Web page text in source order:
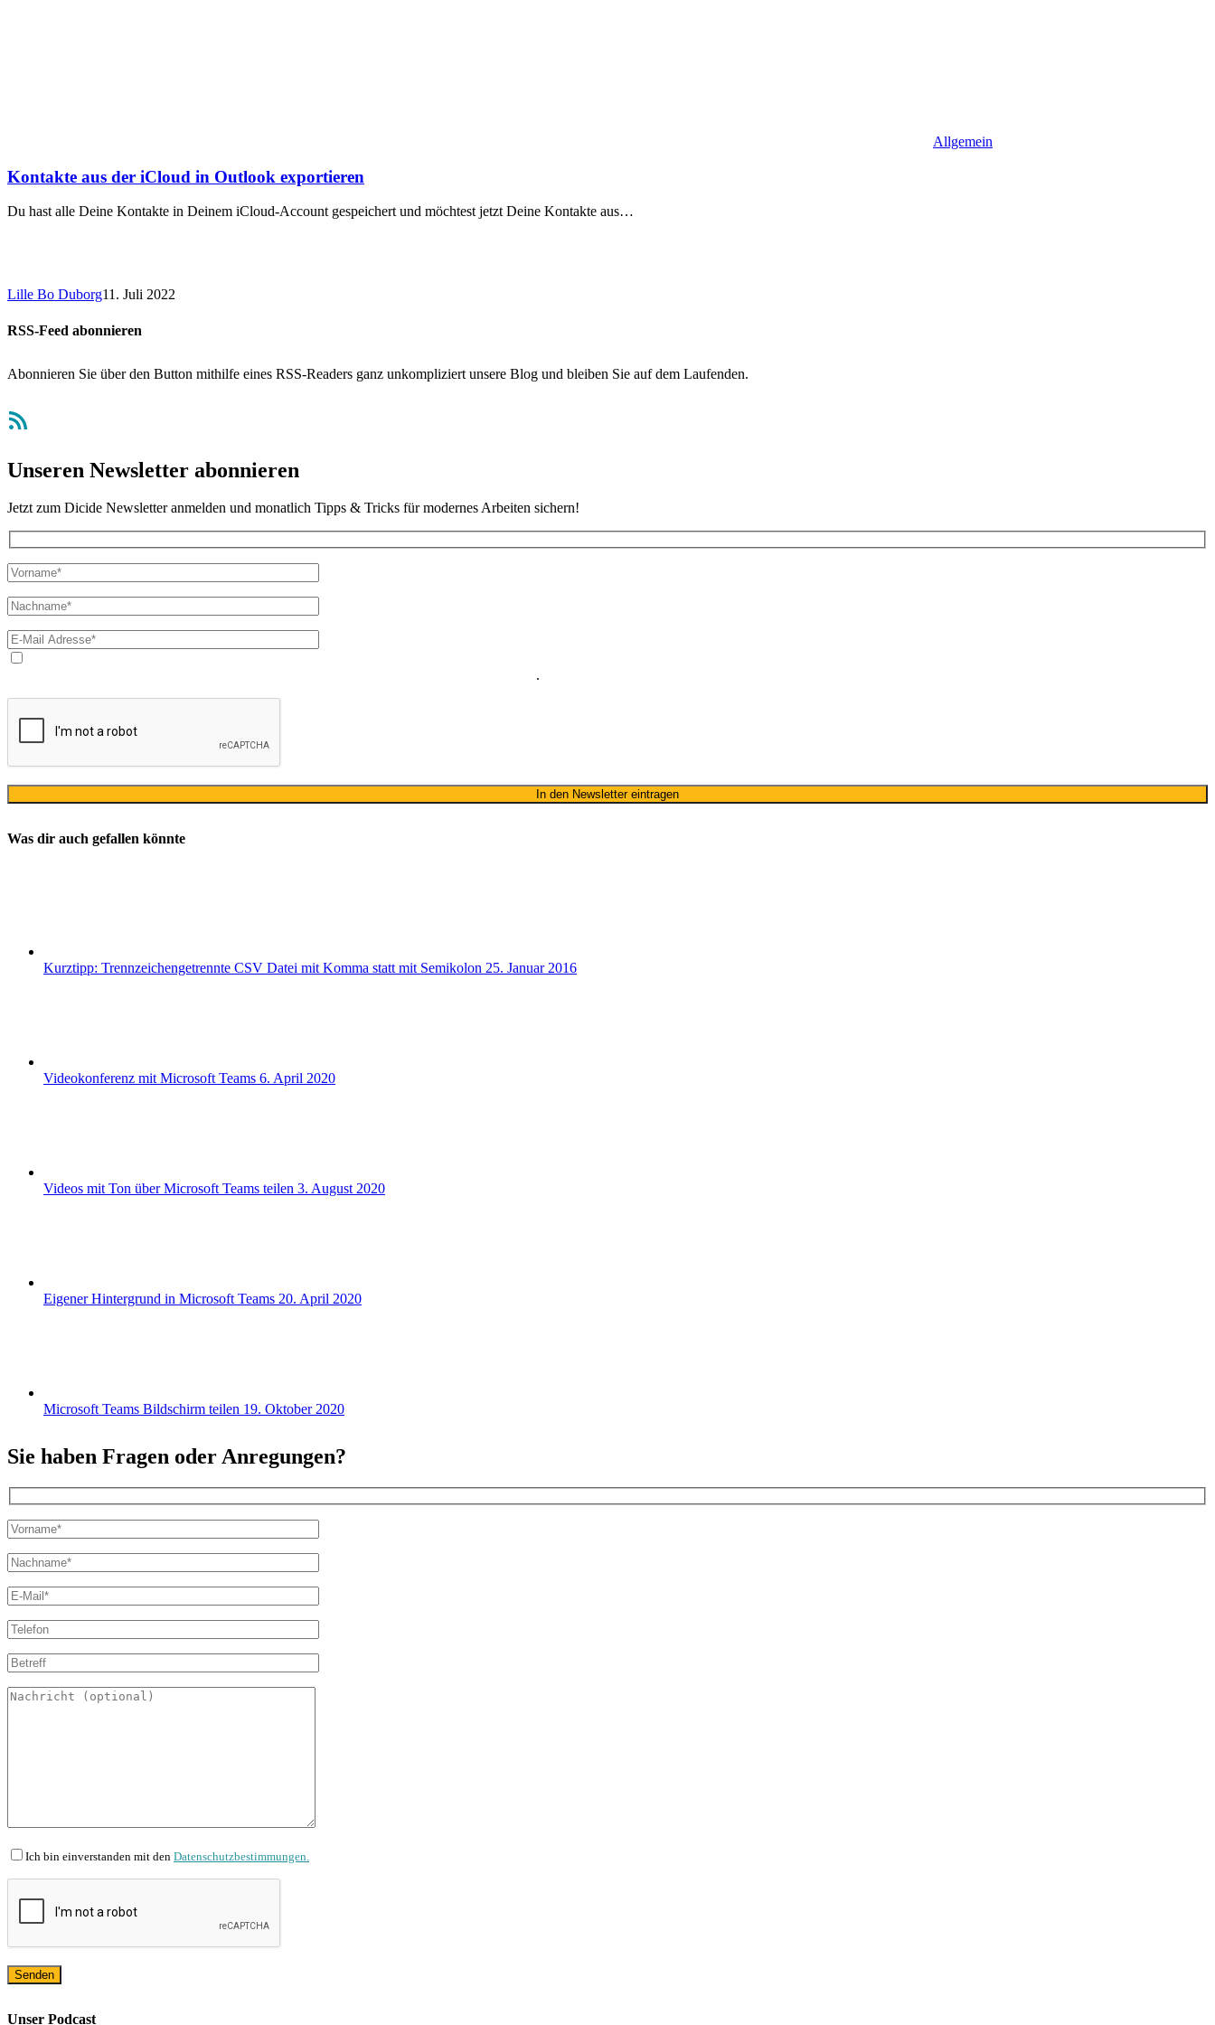
Allgemein
Kontakte aus der iCloud in Outlook exportieren
Du hast alle Deine Kontakte in Deinem iCloud-Account gespeichert und möchtest jetzt Deine Kontakte aus…
Lille Bo Duborg11. Juli 2022
RSS-Feed abonnieren
Abonnieren Sie über den Button mithilfe eines RSS-Readers ganz unkompliziert unsere Blog und bleiben Sie auf dem Laufenden.
RSS-Feed
Unseren Newsletter abonnieren
Jetzt zum Dicide Newsletter anmelden und monatlich Tipps & Tricks für modernes Arbeiten sichern!
.
Was dir auch gefallen könnte
Kurztipp: Trennzeichengetrennte CSV Datei mit Komma statt mit Semikolon 25. Januar 2016
Videokonferenz mit Microsoft Teams 6. April 2020
Videos mit Ton über Microsoft Teams teilen 3. August 2020
Eigener Hintergrund in Microsoft Teams 20. April 2020
Microsoft Teams Bildschirm teilen 19. Oktober 2020
Sie haben Fragen oder Anregungen?
Ich bin einverstanden mit den Datenschutzbestimmungen.
Unser Podcast